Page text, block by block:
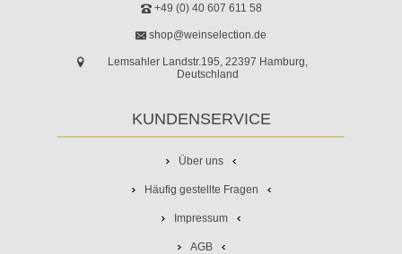
+49 (0) 40 607 611 58
shop@weinselection.de
Lemsahler Landstr.195, 22397 Hamburg,
Deutschland
KUNDENSERVICE
Über uns
Häufig gestellte Fragen
Impressum
AGB